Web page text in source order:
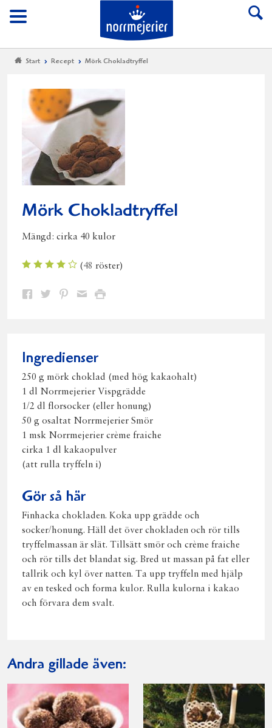
Meny
Till Norrmejerier
Start Recept Mörk Chokladtryffel
Mörk Chokladtryffel
Mängd: cirka 40 kulor
(48 röster)
Dela Dela Dela DelaSkriv
Ingredienser
250 g mörk choklad (med hög kakaohalt)
1 dl Norrmejerier Vispgrädde
1/2 dl florsocker (eller honung)
50 g osaltat Norrmejerier Smör
1 msk Norrmejerier crème fraiche
cirka 1 dl kakaopulver
(att rulla tryffeln i)
Gör så här
Finhacka chokladen. Koka upp grädde och
socker/honung. Häll det över chokladen och rör tills
tryffelmassan är slät. Tillsätt smör och crème fraiche
och rör tills det blandat sig. Bred ut massan på fat eller
tallrik och kyl över natten. Ta upp tryffeln med hjälp
av en tesked och forma kulor. Rulla kulorna i kakao
och förvara dem svalt.
Andra gillade även: